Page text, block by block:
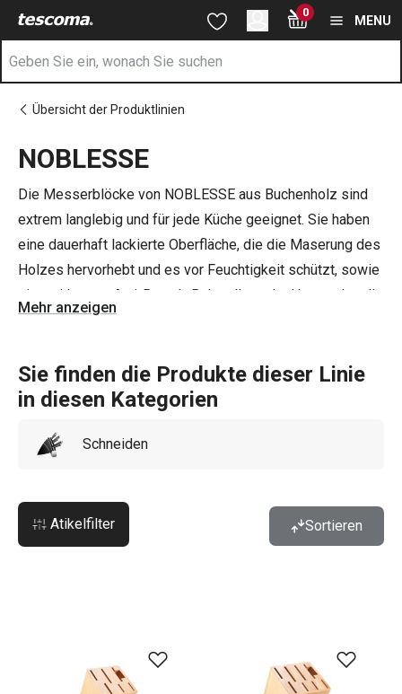
Sie befinden sich auf der NOBLESSE Seite
Zum Hauptinhalt springen
Zur Suche springen
Zur Navigation springen 0
MENU
Übersicht der Produktlinien
NOBLESSE
Die Messerblöcke von NOBLESSE aus Buchenholz sind
extrem langlebig und für jede Küche geeignet. Sie haben
eine dauerhaft lackierte Oberfläche, die die Maserung des
Holzes hervorhebt und es vor Feuchtigkeit schützt, sowie
eine wirksame Anti-Rutsch-Behandlung der Unterseite, die
den Block fest an seinem Platz hält. Entdecken Sie auch
professionellen Küche nicht verzichten können.
Mehr anzeigen
Sie finden die Produkte dieser Linie
in diesen Kategorien
Schneiden
Atikelfilter Sortieren